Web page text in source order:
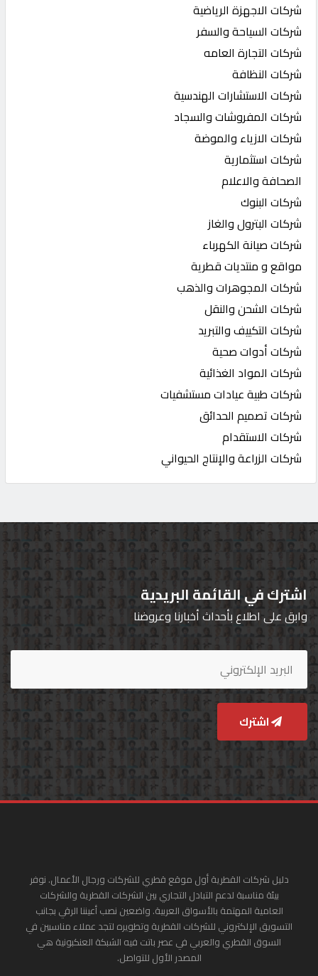
شركات الاجهزة الرياضية
شركات السياحة والسفر
شركات التجارة العامه
شركات النظافة
شركات الاستشارات الهندسية
شركات المفروشات والسجاد
شركات الازياء والموضة
شركات استثمارية
الصحافة والاعلام
شركات البنوك
شركات البترول والغاز
شركات صيانة الكهرباء
مواقع و منتديات قطرية
شركات المجوهرات والذهب
شركات الشحن والنقل
شركات التكييف والتبريد
شركات أدوات صحية
شركات المواد الغذائية
شركات طبية عيادات مستشفيات
شركات تصميم الحدائق
شركات الاستقدام
شركات الزراعة والإنتاج الحيواني
اشترك في القائمة البريدية
وابق على اطلاع بأحداث أخبارنا وعروضنا
اشترك
دليل شركات القطرية أول موقع قطري للشركات ورجال الأعمال. نوفر
بيئة مناسبة لدعم التبادل التجاري بين الشركات القطرية والشركات
العامية المهتمة بالأسواق العربية. واضعين نصب أعيننا الرقي بجانب
التسويق الإلكتروني للشركات القطرية وتطويره لتجد عملاء مناسبين في
السوق القطري والعربي في عصر باتت فيه الشبكة العنكبونية هي
المصدر الأول للتواصل.